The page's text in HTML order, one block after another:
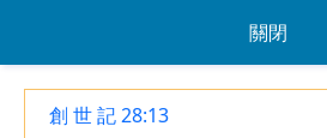
關閉
創 世 記 28:13